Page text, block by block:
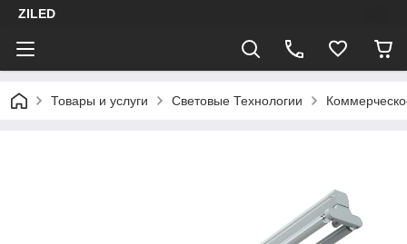
ZILED
Товары и услуги Световые Технологии